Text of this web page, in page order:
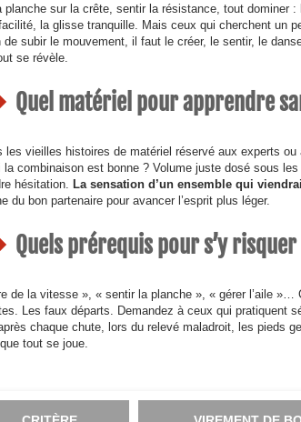
planche sur la crête, sentir la résistance, tout dominer
la glisse tranquille. Mais ceux qui cherchent un
de subir le mouvement, il faut le créer, le sentir, le
se révèle.
Quel matériel pour apprendre
les vieilles histoires de matériel réservé aux experts ou
la combinaison est bonne ? Volume juste dosé sous
hésitation.
La sensation d’un ensemble qui
du bon partenaire pour avancer l’esprit plus léger.
Quels prérequis pour s’y
de la vitesse », « sentir la planche », « gérer l’aile
Les faux départs. Demandez à ceux qui
chaque chute, lors du relevé maladroit, les pieds
tout se joue.